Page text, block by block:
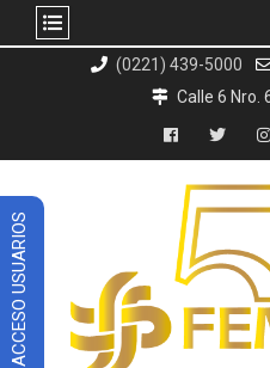
(0221) 439-5000
Calle 6 Nro.
Facebook
ACCESO USUARIOS